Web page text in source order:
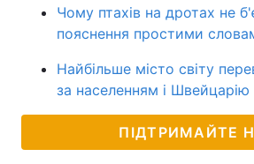
Чому птахів на дротах не
пояснення простими
Найбільше місто світу
за населенням і
ПІДТРИМАЙТЕ